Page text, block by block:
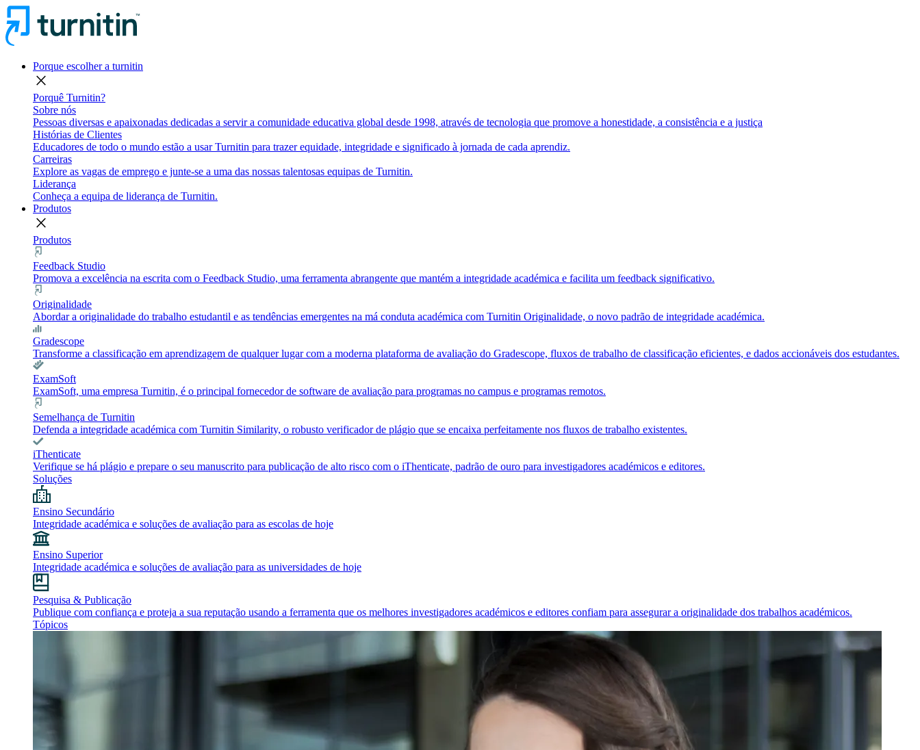
Porque escolher a turnitin
close
Porquê Turnitin?
Sobre nós
Pessoas diversas e apaixonadas dedicadas a servir a comunidade educativa global desde 1998, através de tecnologia que promove a honestidade, a consistência e a justiça
Histórias de Clientes
Educadores de todo o mundo estão a usar Turnitin para trazer equidade, integridade e significado à jornada de cada aprendiz.
Carreiras
Explore as vagas de emprego e junte-se a uma das nossas talentosas equipas de Turnitin.
Liderança
Conheça a equipa de liderança de Turnitin.
Produtos
close
Produtos
Feedback Studio
Promova a excelência na escrita com o Feedback Studio, uma ferramenta abrangente que mantém a integridade académica e facilita um feedback significativo.
Originalidade
Abordar a originalidade do trabalho estudantil e as tendências emergentes na má conduta académica com Turnitin Originalidade, o novo padrão de integridade académica.
Gradescope
Transforme a classificação em aprendizagem de qualquer lugar com a moderna plataforma de avaliação do Gradescope, fluxos de trabalho de classificação eficientes, e dados accionáveis dos estudantes.
ExamSoft
ExamSoft, uma empresa Turnitin, é o principal fornecedor de software de avaliação para programas no campus e programas remotos.
Semelhança de Turnitin
Defenda a integridade académica com Turnitin Similarity, o robusto verificador de plágio que se encaixa perfeitamente nos fluxos de trabalho existentes.
iThenticate
Verifique se há plágio e prepare o seu manuscrito para publicação de alto risco com o iThenticate, padrão de ouro para investigadores académicos e editores.
Soluções
Ensino Secundário
Integridade académica e soluções de avaliação para as escolas de hoje
Ensino Superior
Integridade académica e soluções de avaliação para as universidades de hoje
Pesquisa & Publicação
Publique com confiança e proteja a sua reputação usando a ferramenta que os melhores investigadores académicos e editores confiam para assegurar a originalidade dos trabalhos académicos.
Tópicos